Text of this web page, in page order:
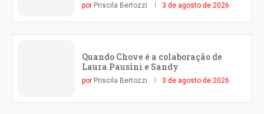
por Priscila Bertozzi 3 de agosto de 2026
Quando Chove é a colaboração de
Laura Pausini e Sandy
por Priscila Bertozzi 3 de agosto de 2026